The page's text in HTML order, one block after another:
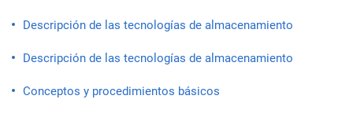
Descripción de las tecnologías de almacenamiento
Descripción de las tecnologías de almacenamiento
Conceptos y procedimientos básicos